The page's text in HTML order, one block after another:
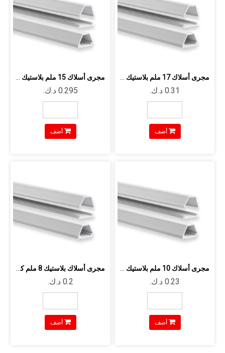
أضف أضف
أضف
مجرى أسلاك بلاستيك 8 ملم كي سي - 2 ...
أضف